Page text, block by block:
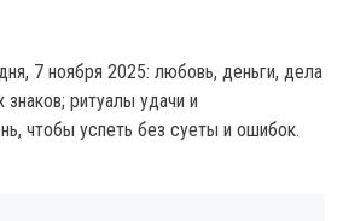
7 ноября 2025: любовь, деньги, дела
ритуалы удачи и
чтобы успеть без суеты и ошибок.